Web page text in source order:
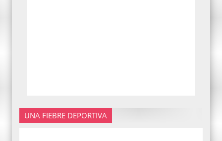
UNA FIEBRE DEPORTIVA